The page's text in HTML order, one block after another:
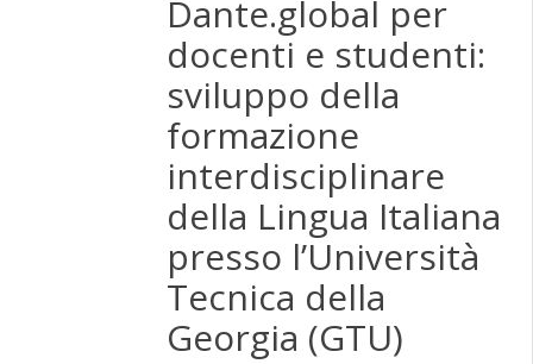
Dante.global per
docenti e studenti:
sviluppo della
formazione
interdisciplinare
della Lingua Italiana
presso l’Università
Tecnica della
Georgia (GTU)